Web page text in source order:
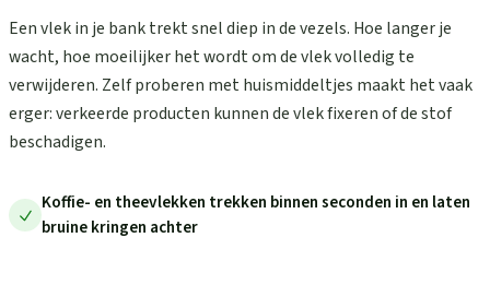
Een vlek in je bank trekt snel diep in de vezels. Hoe langer je
wacht, hoe moeilijker het wordt om de vlek volledig te
verwijderen. Zelf proberen met huismiddeltjes maakt het vaak
erger: verkeerde producten kunnen de vlek fixeren of de stof
beschadigen.
Koffie- en theevlekken trekken binnen seconden in en laten
bruine kringen achter